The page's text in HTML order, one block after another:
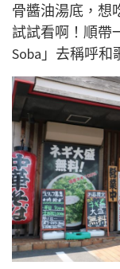
骨醬油湯底，想
試試看啊！順帶
Soba」去稱呼和